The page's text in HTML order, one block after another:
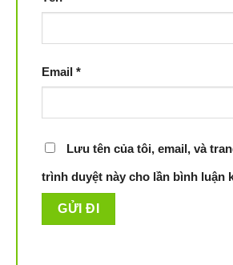
Email *
Lưu tên của tôi, email, và
trình duyệt này cho lần bình luận